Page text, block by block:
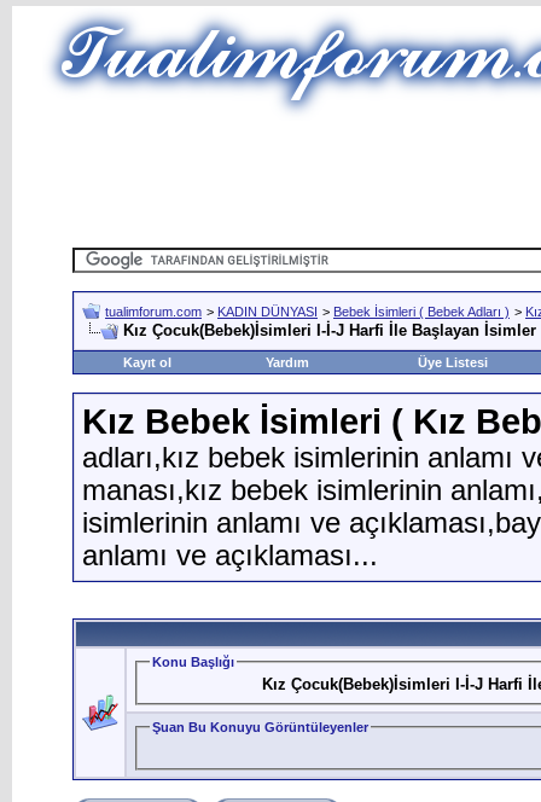
tualimforum.com > KADIN DÜNYASI > Bebek İsimleri ( Bebek Adları ) >
Kız Çocuk(Bebek)İsimleri I-İ-J Harfi İle Başlayan İsimler
Kayıt ol Yardım Üye Listesi
Kız Bebek İsimleri ( Kız
adları,kız bebek isimlerinin anlamı
manası,kız bebek isimlerinin
isimlerinin anlamı ve
anlamı ve açıklaması...
Konu Başlığı
Kız Çocuk(Bebek)İsimleri I-İ-J Harfi
Şuan Bu Konuyu Görüntüleyenler